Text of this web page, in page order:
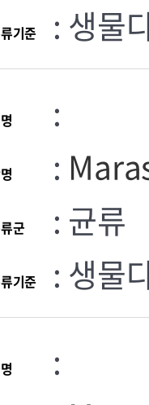
기준 : 생물
:
:
군 : 균류
기준 : 생물
: